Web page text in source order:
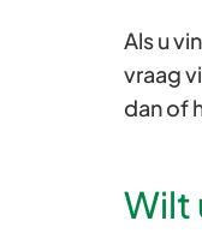
Als u
vraag
dan of
Wilt